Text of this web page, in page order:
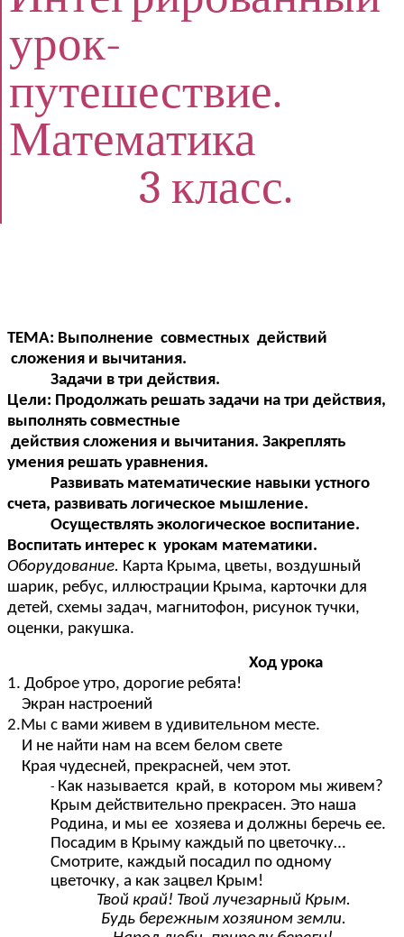
урок-
путешествие.
Математика
3 класс.
ТЕМА: Выполнение совместных действий
сложения и вычитания.
Задачи в три действия.
Цели: Продолжать решать задачи на три действия,
выполнять совместные
действия сложения и вычитания. Закреплять
умения решать уравнения.
Развивать математические навыки устного
счета, развивать логическое мышление.
Осуществлять экологическое воспитание.
Воспитать интерес к урокам математики.
Оборудование. Карта Крыма, цветы, воздушный
шарик, ребус, иллюстрации Крыма, карточки для
детей, схемы задач, магнитофон, рисунок тучки,
оценки, ракушка.
Ход урока
1. Доброе утро, дорогие ребята!
Экран настроений
2.Мы с вами живем в удивительном месте.
И не найти нам на всем белом свете
Края чудесней, прекрасней, чем этот.
Как называется край, в котором мы живем?
Крым действительно прекрасен. Это наша
Родина, и мы ее хозяева и должны беречь ее.
Посадим в Крыму каждый по цветочку…
Смотрите, каждый посадил по одному
цветочку, а как зацвел Крым!
Твой край! Твой лучезарный Крым.
Будь бережным хозяином земли.